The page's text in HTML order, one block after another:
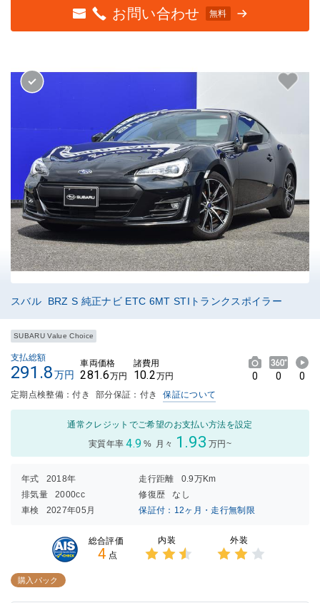
お問い合わせ 無料
スバル BRZ S 純正ナビ ETC 6MT STIトランクスポイラー
SUBARU Value Choice
支払総額
291.8万円
車両価格
281.6万円
諸費用
10.2万円 0 0 0
定期点検整備：付き 部分保証：付き 保証について
通常クレジットでご希望のお支払い方法を設定
実質年率 4.9 % 月々 1.93 万円~
年式 2018年 走行距離
0.9万Km
排気量
2000cc 修復歴
なし
車検
2027年05月 保証付：12ヶ月・走行無制限
総合評価
4 点
内装 外装
購入パック